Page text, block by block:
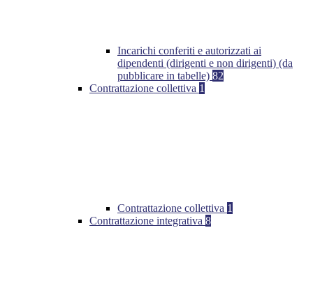
Incarichi conferiti e autorizzati ai
dipendenti (dirigenti e non dirigenti) (da
pubblicare in tabelle) 82
Contrattazione collettiva 1
Contrattazione collettiva 1
Contrattazione integrativa 8